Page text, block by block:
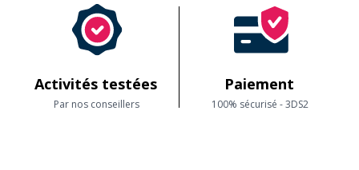
Activités testées
Par nos conseillers
Paiement
100% sécurisé - 3DS2